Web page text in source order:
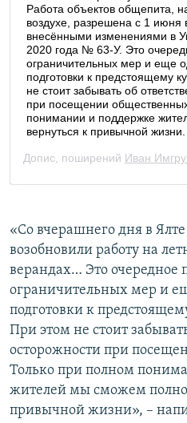
«Со вчерашнего дня в
возобновили работу на
верандах… Это очередное
ограничительных мер и
подготовки к
При этом не стоит
осторожности при
Только при полном
жителей мы сможем
привычной жизни», –